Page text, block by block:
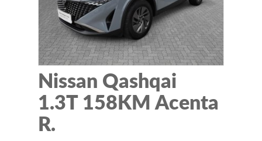
Nissan Qashqai
1.3T 158KM Acenta
R.